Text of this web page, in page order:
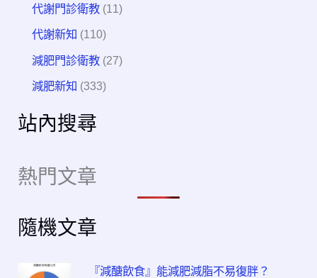
代謝門診衛教 (11)
代謝新知 (110)
減肥門診衛教 (27)
減肥新知 (333)
站內搜尋
熱門文章
隨機文章
『減醣飲食』能減肥減脂不易復胖？